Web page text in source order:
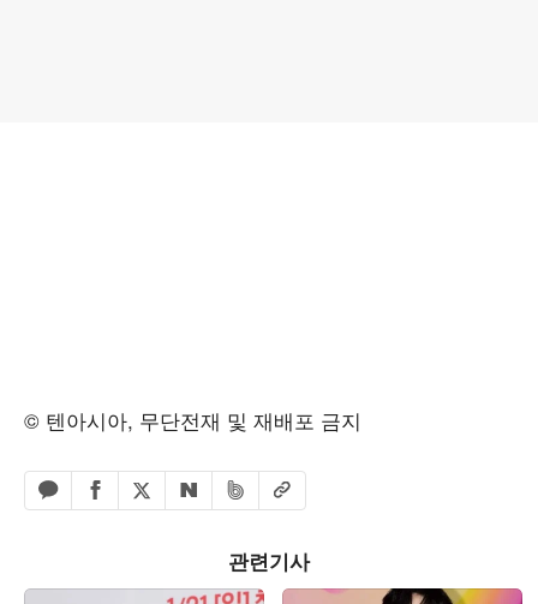
© 텐아시아, 무단전재 및 재배포 금지
카카오톡 공유하기
페이스북 공유하기
엑스 공유하기
네이버 공유하기
밴드 공유하기
URL복사
관련기사